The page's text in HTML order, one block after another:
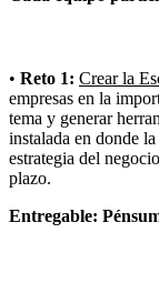
• Reto 1: Crear la
empresas en la
tema y generar
instalada en donde
estrategia del
plazo.
Entregable: